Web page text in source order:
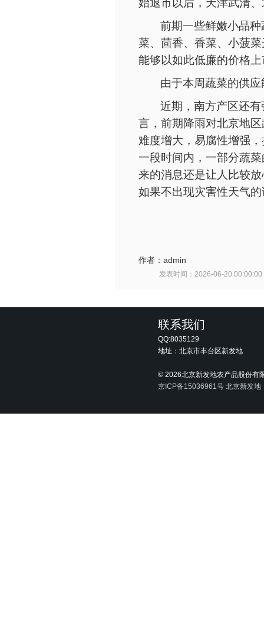
始退市以后，天津武清
前期一些鲜嫩小品
菜、茴香、香菜、小菠
能够以如此低廉的价格
由于本周蔬菜的供
近期，南方产区还
言，前期降雨对北京地
难度增大，易腐性增强
一段时间内，一部分蔬
来的消息还是让人比较
如果不出现灾害性天气
作者： admin
发表时间： 2026-06-20 00:00:00
联系我们
QQ:8035129
地址：北京市丰台区新发地
© 2026北京新发地农产品股份有
京ICP备15036961号 北京新发地